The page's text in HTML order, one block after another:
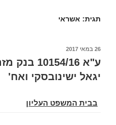
תגית: אשראי
פורסם
26 במאי 2017
ע"א
יגאל ישינובסקי ואח'
בבית המשפט העליון